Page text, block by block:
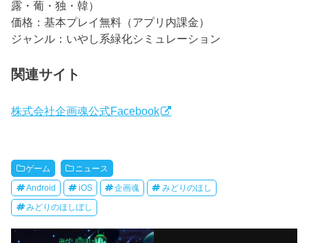
露・葡・独・韓）
価格：基本プレイ無料（アプリ内課金）
ジャンル：いやし系緑化シミュレーション
関連サイト
株式会社企画魂公式Facebook
ゲーム ニュース
Android iOS 企画魂 みどりのほし
みどりのほしぼし